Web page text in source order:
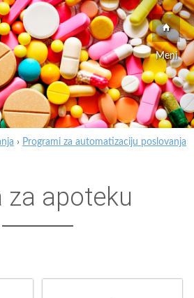
Meni
› Programi za automatizaciju poslovanja
za apoteku